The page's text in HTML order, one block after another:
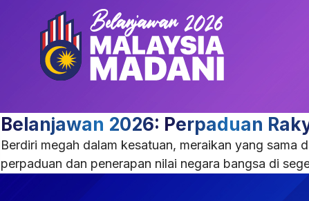
Belanjawan 2026: Perpaduan
Berdiri megah dalam kesatuan, meraikan yang
perpaduan dan penerapan nilai negara bangsa di